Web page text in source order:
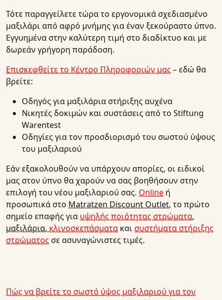
Τότε παραγγείλετε τώρα το εργονομικά σχεδιασμένο
μαξιλάρι από αφρό μνήμης για έναν ξεκούραστο ύπνο.
Εγγυημένα στην καλύτερη τιμή στο διαδίκτυο και με
δωρεάν γρήγορη παράδοση.
Επισκεφθείτε το Κέντρο Πληροφοριών μας– εδώ θα
βρείτε:
Οδηγός για μαξιλάρια στήριξης αυχένα
Νικητές δοκιμών και συστάσεις από το Stiftung
Warentest
Οδηγίες για τον προσδιορισμό του σωστού ύψους
του μαξιλαριού
Εάν εξακολουθούν να υπάρχουν απορίες, οι ειδικοί
μας στον ύπνο θα χαρούν να σας βοηθήσουν στην
επιλογή του νέου μαξιλαριού σας. Online ή
προσωπικά στο Matratzen Discount Outlet, το πρώτο
σημείο επαφής για υψηλής ποιότητας στρώματα,
μαξιλάρια, κλινοσκεπάσματα και συστήματα στήριξης
στρώματοςσε ασυναγώνιστες τιμές.
Πώς να βρείτε το σωστό ύψος μαξιλαριού για τον